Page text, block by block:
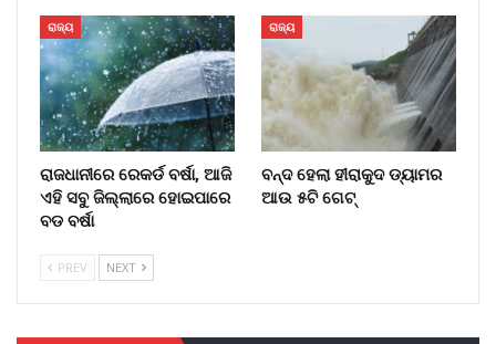
ରାଜ୍ୟ
ରାଜଧାନୀରେ ରେକର୍ଡ ବର୍ଷା, ଆଜି
ଏହି ସବୁ ଜିଲ୍ଲାରେ ହୋଇପାରେ
ବଡ ବର୍ଷା
ରାଜ୍ୟ
ବନ୍ଦ ହେଲା ହୀରାକୁଦ ଡ୍ୟାମର
ଆଉ ୫ଟି ଗେଟ୍
PREV NEXT